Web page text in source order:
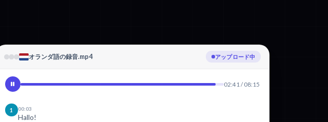
オランダ語の録音.mp4 オランダ語を文字起こし中
02:41 / 08:15
1 00:03
Hallo!